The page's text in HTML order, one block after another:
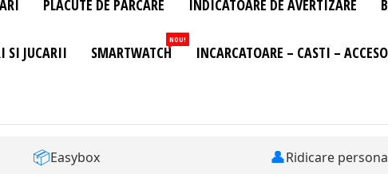
PLACUTE DE PARCARE INDICATOARE DE AVERTIZARE
SI JUCARII SMARTWATCH
NOU!
INCARCATOARE – CASTI –
📦Easybox 👤Ridicare